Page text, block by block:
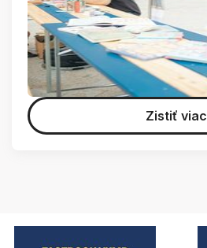
Zistiť viac